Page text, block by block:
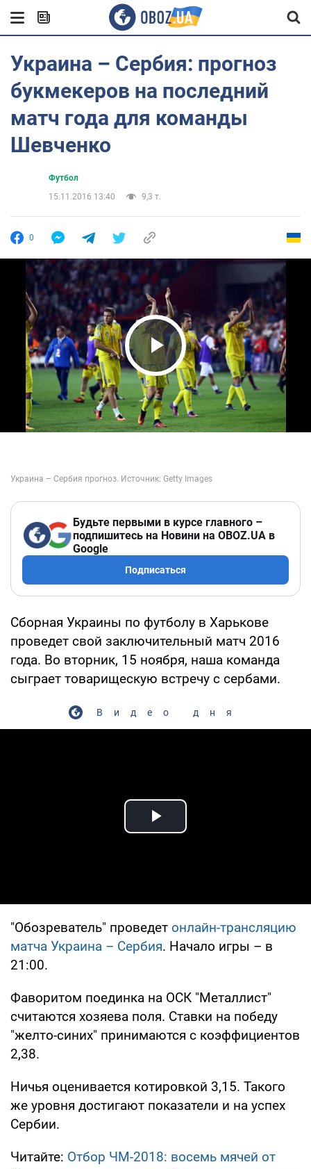
Украина – Сербия: прогноз
букмекеров на последний
матч года для команды
Шевченко
Футбол
15.11.2016 13:40
9,3 т.
0
Play Video
Будьте первыми в курсе главного –
подпишитесь на Новини на OBOZ.UA в
Google
Подписаться
Сборная Украины по футболу в Харькове
проведет свой заключительный матч 2016
года. Во вторник, 15 ноября, наша команда
сыграет товарищескую встречу с сербами.
Видео дня
Play Video
"Обозреватель" проведет онлайн-трансляцию
матча Украина – Сербия. Начало игры – в
21:00.
Фаворитом поединка на ОСК "Металлист"
считаются хозяева поля. Ставки на победу
"желто-синих" принимаются с коэффициентов
2,38.
Ничья оценивается котировкой 3,15. Такого
же уровня достигают показатели и на успех
Сербии.
Читайте: Отбор ЧМ-2018: восемь мячей от